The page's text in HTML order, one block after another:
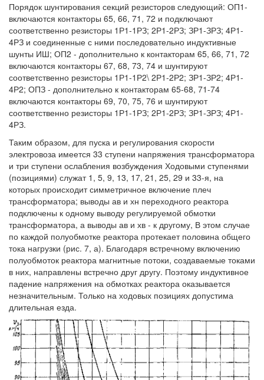
Порядок шунтирования секций резисторов следующий: ОП1-
включаются контакторы 65, 66, 71, 72 и подключают
соответственно резисторы 1Р1-1РЗ; 2Р1-2РЗ; ЗР1-ЗРЗ; 4Р1-
4РЗ и соединенные с ними последовательно индуктивные
шунты ИШ; ОП2 - дополнительно к контакторам 65, 66, 71, 72
включаются контакторы 67, 68, 73, 74 и шунтируют
соответственно резисторы 1Р1-1Р2\ 2Р1-2Р2; ЗР1-ЗР2; 4Р1-
4Р2; ОПЗ - дополнительно к контакторам 65-68, 71-74
включаются контакторы 69, 70, 75, 76 и шунтируют
соответственно резисторы 1Р1-1РЗ; 2Р1-2РЗ; ЗР1-ЗРЗ; 4Р1-
4РЗ.
Таким образом, для пуска и регулирования скорости
электровоза имеется 33 ступени напряжения трансформатора
и три ступени ослабления возбуждения Ходовыми ступенями
(позициями) служат 1, 5, 9, 13, 17, 21, 25, 29 и 33-я, на
которых происходит симметричное включение плеч
трансформатора; выводы ав и хн переходного реактора
подключены к одному выводу регулируемой обмотки
трансформатора, а выводы ав и хв - к другому, В этом случае
по каждой полуобмотке реактора протекает половина общего
тока нагрузки (рис. 7, а). Благодаря встречному включению
полуобмоток реактора магнитные потоки, создаваемые токами
в них, направлены встречно друг другу. Поэтому индуктивное
падение напряжения на обмотках реактора оказывается
незначительным. Только на ходовых позициях допустима
длительная езда.